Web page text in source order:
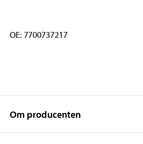
OE: 7700737217
Om producenten